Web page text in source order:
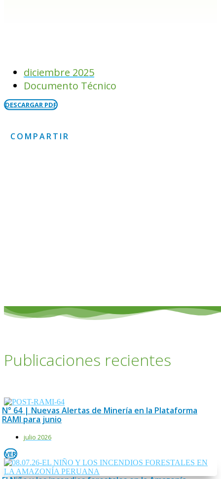
diciembre 2025
Documento Técnico
DESCARGAR PDF
COMPARTIR
Publicaciones recientes
N° 64 | Nuevas Alertas de Minería en la Plataforma
RAMI para junio
julio 2026
VER